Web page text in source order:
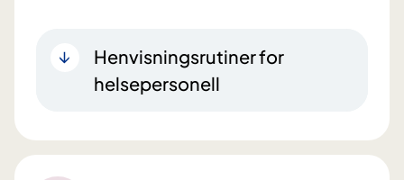
Henvisningsrutiner for
helsepersonell